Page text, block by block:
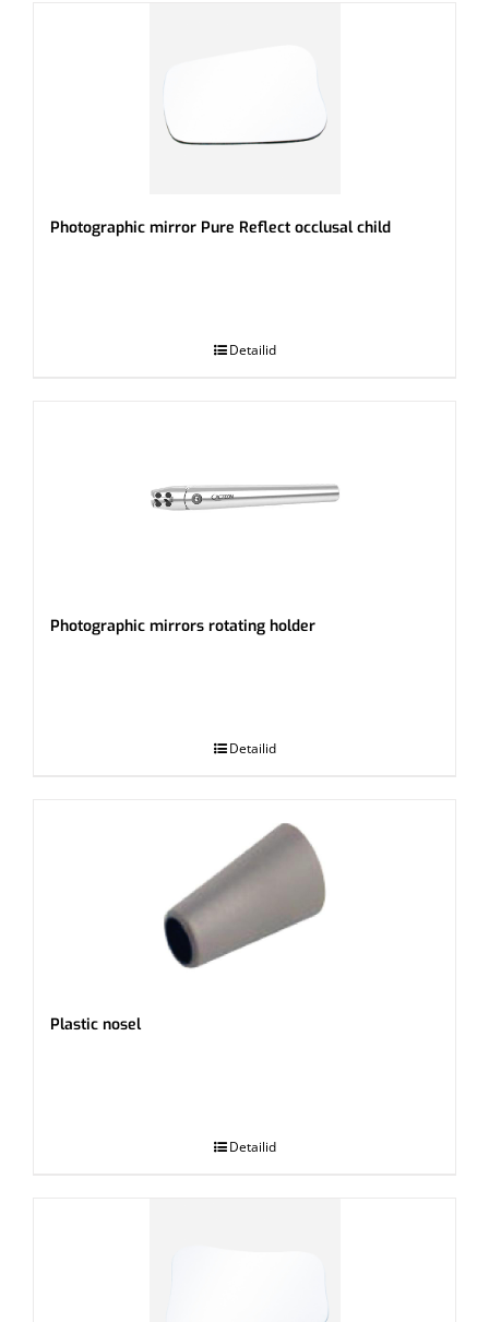
Photographic mirror Pure Reflect occlusal child
Detailid
Photographic mirrors rotating holder
Detailid
Plastic nosel
Detailid